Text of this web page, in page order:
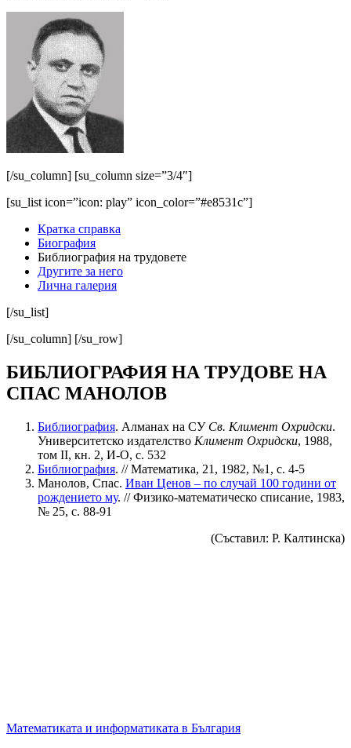
[/su_column] [su_column size=”3/4″]
[su_list icon=”icon: play” icon_color=”#e8531c”]
Кратка справка
Биография
Библиография на трудовете
Другите за него
Лична галерия
[/su_list]
[/su_column] [/su_row]
БИБЛИОГРАФИЯ НА ТРУДОВЕ НА
СПАС МАНОЛОВ
Библиография. Алманах на СУ Св. Климент Охридски.
Университетско издателство Климент Охридски, 1988,
том ІI, кн. 2, И-О, с. 532
Библиография. // Математика, 21, 1982, №1, с. 4-5
Манолов, Спас. Иван Ценов – по случай 100 години от
рождението му. // Физико-математическо списание, 1983,
№ 25, с. 88-91
(Съставил: Р. Калтинска)
Математиката и информатиката в България